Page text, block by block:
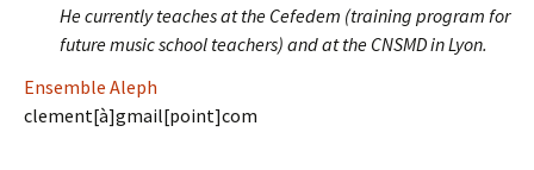
He currently teaches at the Cefedem (training program for
future music school teachers) and at the CNSMD in Lyon.
Ensemble Aleph
clement[à]gmail[point]com